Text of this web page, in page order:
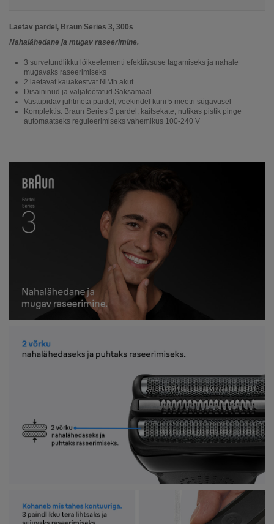
Laetav pardel, Braun Series 3, 300s
Nahalähedane ja mugav raseerimine.
3 survetundlikku lõikeelementi efektiivsuse tagamiseks ja nahale
mugavaks raseerimiseks
2 laetavat kauakestvat NiMh akut
Disaininud ja väljatöötatud Saksamaal
Vastupidav juhtmeta pardel, veekindel kuni 5 meetri sügavusel
Komplektis: Braun Series 3 pardel, kaitsekate, nutikas pistik pinge
automaatseks reguleerimiseks vahemikus 100-240 V